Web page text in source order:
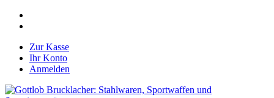
Zur Kasse
Ihr Konto
Anmelden